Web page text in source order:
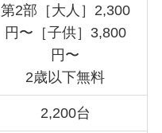
第2部［大人］2,300
円〜［子供］3,800
円〜
2歳以下無料
2,200台